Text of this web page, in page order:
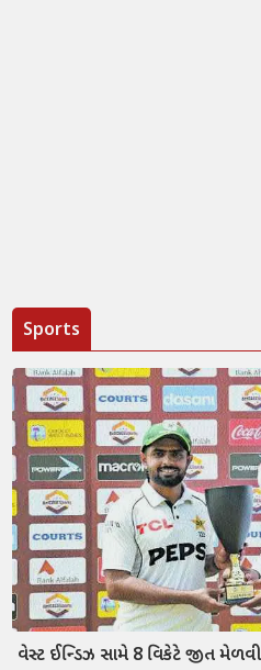
Sports
વેસ્ટ ઈન્ડિઝ સામે 8 વિકેટે જીત મેળવી